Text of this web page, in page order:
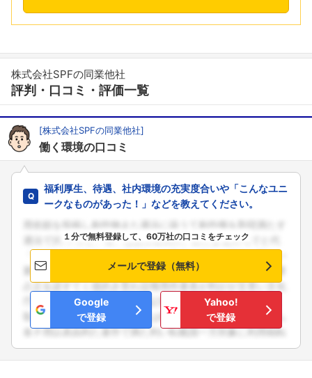
株式会社SPFの同業他社
評判・口コミ・評価一覧
[株式会社SPFの同業他社]
働く環境の口コミ
福利厚生、待遇、社内環境の充実度合いや「こんなユニ
ークなものがあった！」などを教えてください。
１分で無料登録して、60万社の口コミをチェック
メールで登録（無料）
Google
で登録
Yahoo!
で登録